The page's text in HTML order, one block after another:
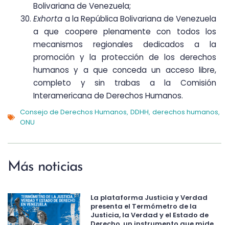
Bolivariana de Venezuela;
Exhorta a la República Bolivariana de Venezuela
a que coopere plenamente con todos los
mecanismos regionales dedicados a la
promoción y la protección de los derechos
humanos y a que conceda un acceso libre,
completo y sin trabas a la Comisión
Interamericana de Derechos Humanos.
Consejo de Derechos Humanos, DDHH, derechos humanos,
ONU
Más noticias
La plataforma Justicia y Verdad
presenta el Termómetro de la
Justicia, la Verdad y el Estado de